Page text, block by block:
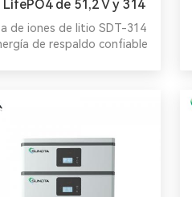
de 51,2 V y 314
Ah
de iones de litio SDT-314
de respaldo confiable
de las energías
útil y amplio rango de
sus módulos modulares
kWh (máximo de la serie 15)
su capacidad de 48 a 241